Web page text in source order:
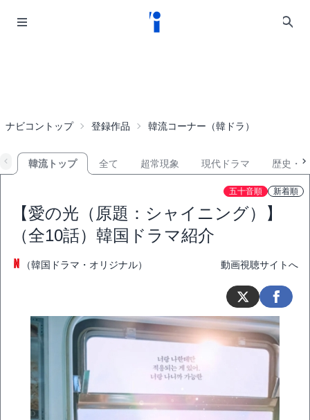
ナビコントップ 登録作品 韓流コーナー（韓ドラ）
韓流トップ 全て 超常現象 現代ドラマ 歴史・
五十音順 新着順
【愛の光（原題：シャイニング）】
（全10話）韓国ドラマ紹介
（韓国ドラマ・オリジナル） 動画視聴サイトへ